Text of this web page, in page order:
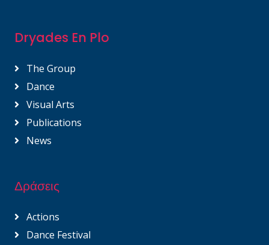
Dryades En Plo
The Group
Dance
Visual Arts
Publications
News
Δράσεις
Actions
Dance Festival